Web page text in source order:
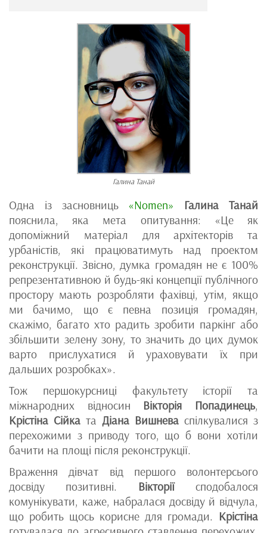
Галина Танай
Одна із засновниць «Nomen»
Галина Танай
пояснила, яка мета опитування: «Це як
допоміжний матеріал для архітекторів та
урбаністів, які працюватимуть над проектом
реконструкції. Звісно, думка громадян не є 100%
репрезентативною й будь-які концепції публічного
простору мають розробляти фахівці, утім, якщо
ми бачимо, що є певна позиція громадян,
скажімо, багато хто радить зробити паркінг або
збільшити зелену зону, то значить до цих думок
варто прислухатися й ураховувати їх при
дальших розробках».
Тож першокурсниці факультету історії та
міжнародних відносин Вікторія Попадинець,
Крістіна Сійка та Діана Вишнева спілкувалися з
перехожими з приводу того, що б вони хотіли
бачити на площі після реконструкції.
Враження дівчат від першого волонтерсього
досвіду позитивні. Вікторіїсподобалося
комунікувати, каже, набралася досвіду й відчула,
що робить щось корисне для громади. Крістіна